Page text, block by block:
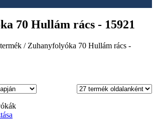
70 Hullám rács - 15921
/ Zuhanyfolyóka 70 Hullám rács -